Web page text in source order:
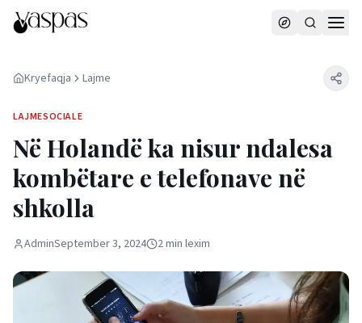
Kryefaqja Lajme
LAJMESOCIALE
Në Holandë ka nisur ndalesa
kombëtare e telefonave në
shkolla
AdminSeptember 3, 2024 2min lexim